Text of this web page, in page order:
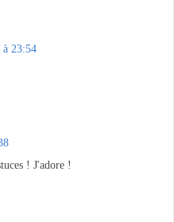
à 23:54
! J'adore !